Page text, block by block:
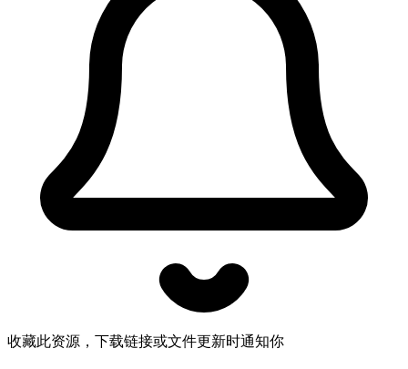
收藏此资源，下载链接或文件更新时通知你